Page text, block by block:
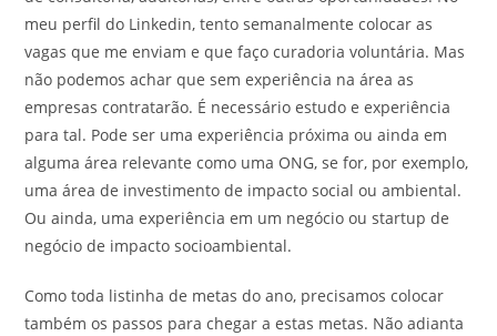
meu perfil do Linkedin, tento semanalmente colocar as
vagas que me enviam e que faço curadoria voluntária. Mas
não podemos achar que sem experiência na área as
empresas contratarão. É necessário estudo e experiência
para tal. Pode ser uma experiência próxima ou ainda em
alguma área relevante como uma ONG, se for, por exemplo,
uma área de investimento de impacto social ou ambiental.
Ou ainda, uma experiência em um negócio ou startup de
negócio de impacto socioambiental.
Como toda listinha de metas do ano, precisamos colocar
também os passos para chegar a estas metas. Não adianta